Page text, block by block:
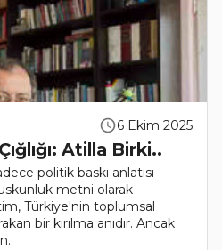
6 Ekim 2025
Atilla Birki..
politik baskı anlatısı
metni olarak
Türkiye'nin toplumsal
bir kırılma anıdır. Ancak